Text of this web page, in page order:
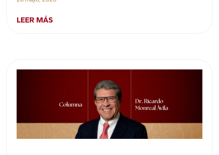
LEER MÁS